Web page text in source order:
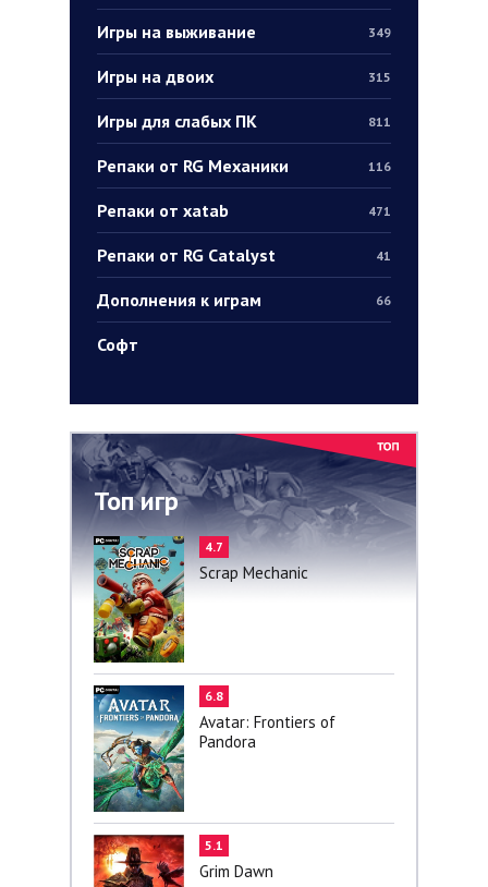
Игры на выживание 349
Игры на двоих 315
Игры для слабых ПК 811
Репаки от RG Механики 116
Репаки от xatab 471
Репаки от RG Catalyst 41
Дополнения к играм 66
Софт
Топ игр
4.7
Scrap Mechanic
6.8
Avatar: Frontiers of
Pandora
5.1
Grim Dawn